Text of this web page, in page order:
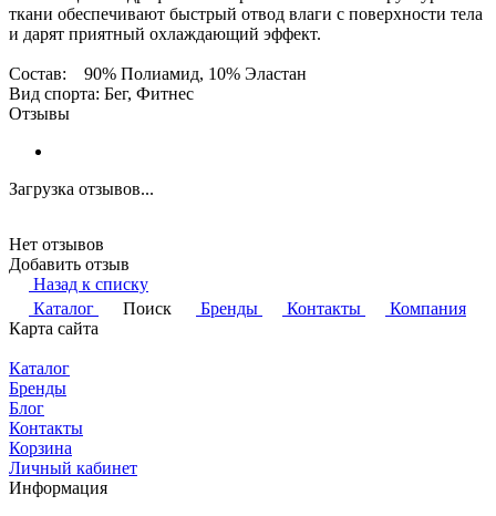
ткани обеспечивают быстрый отвод влаги с поверхности тела
и дарят приятный охлаждающий эффект.
Состав: 90% Полиамид, 10% Эластан
Вид спорта: Бег, Фитнес
Отзывы
Загрузка отзывов...
Нет отзывов
Добавить отзыв
Назад к списку
Каталог
Поиск Бренды Контакты
Компания
Карта сайта
Каталог
Бренды
Блог
Контакты
Корзина
Личный кабинет
Информация